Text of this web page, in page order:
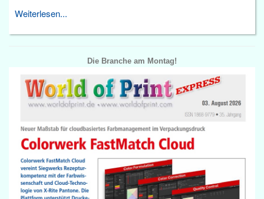
Weiterlesen...
Die Branche am Montag!